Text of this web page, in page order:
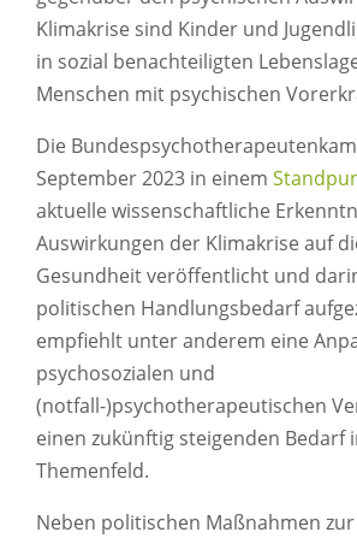
Klimakrise sind Kinder und
in sozial benachteiligten
Menschen mit psychischen
Die
September 2023 in einem
aktuelle wissenschaftliche
Auswirkungen der Klimakrise auf
Gesundheit veröffentlicht und
politischen Handlungsbedarf
empfiehlt unter anderem eine
psychosozialen und
(notfall-)psychotherapeutischen
einen zukünftig steigenden Bedarf
Themenfeld.
Neben politischen Maßnahmen